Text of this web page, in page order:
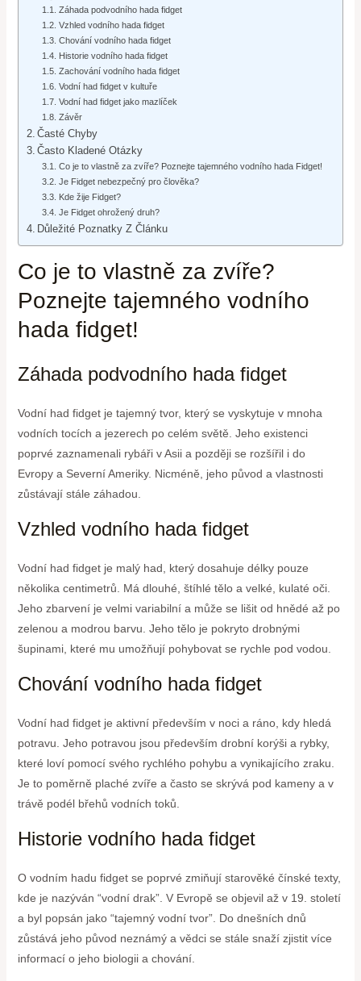
Záhada podvodního hada fidget
Vzhled vodního hada fidget
Chování vodního hada fidget
Historie vodního hada fidget
Zachování vodního hada fidget
Vodní had fidget v kultuře
Vodní had fidget jako mazlíček
Závěr
Časté Chyby
Často Kladené Otázky
Co je to vlastně za zvíře? Poznejte tajemného vodního hada Fidget!
Je Fidget nebezpečný pro člověka?
Kde žije Fidget?
Je Fidget ohrožený druh?
Důležité Poznatky Z Článku
Co je to vlastně za zvíře?
Poznejte tajemného vodního
hada fidget!
Záhada podvodního hada fidget
Vodní had fidget je tajemný tvor, který se vyskytuje v mnoha
vodních tocích a jezerech po celém světě. Jeho existenci
poprvé zaznamenali rybáři v Asii a později se rozšířil i do
Evropy a Severní Ameriky. Nicméně, jeho původ a vlastnosti
zůstávají stále záhadou.
Vzhled vodního hada fidget
Vodní had fidget je malý had, který dosahuje délky pouze
několika centimetrů. Má dlouhé, štíhlé tělo a velké, kulaté oči.
Jeho zbarvení je velmi variabilní a může se lišit od hnědé až po
zelenou a modrou barvu. Jeho tělo je pokryto drobnými
šupinami, které mu umožňují pohybovat se rychle pod vodou.
Chování vodního hada fidget
Vodní had fidget je aktivní především v noci a ráno, kdy hledá
potravu. Jeho potravou jsou především drobní korýši a rybky,
které loví pomocí svého rychlého pohybu a vynikajícího zraku.
Je to poměrně plaché zvíře a často se skrývá pod kameny a v
trávě podél břehů vodních toků.
Historie vodního hada fidget
O vodním hadu fidget se poprvé zmiňují starověké čínské texty,
kde je nazýván “vodní drak”. V Evropě se objevil až v 19. století
a byl popsán jako “tajemný vodní tvor”. Do dnešních dnů
zůstává jeho původ neznámý a vědci se stále snaží zjistit více
informací o jeho biologii a chování.